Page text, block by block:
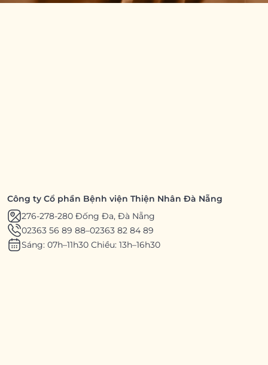
Công ty Cổ phần Bệnh viện Thiện Nhân Đà Nẵng
276-278-280 Đống Đa, Đà Nẵng
02363 56 89 88–02363 82 84 89
Sáng: 07h–11h30 Chiều: 13h–16h30